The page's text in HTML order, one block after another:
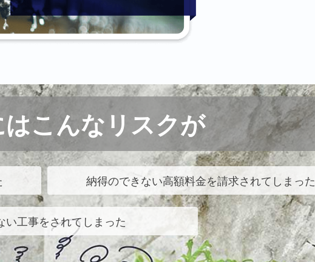
こんなリスクが
納得のできない高額料金を請求されてしまった
い工事をされてしまった